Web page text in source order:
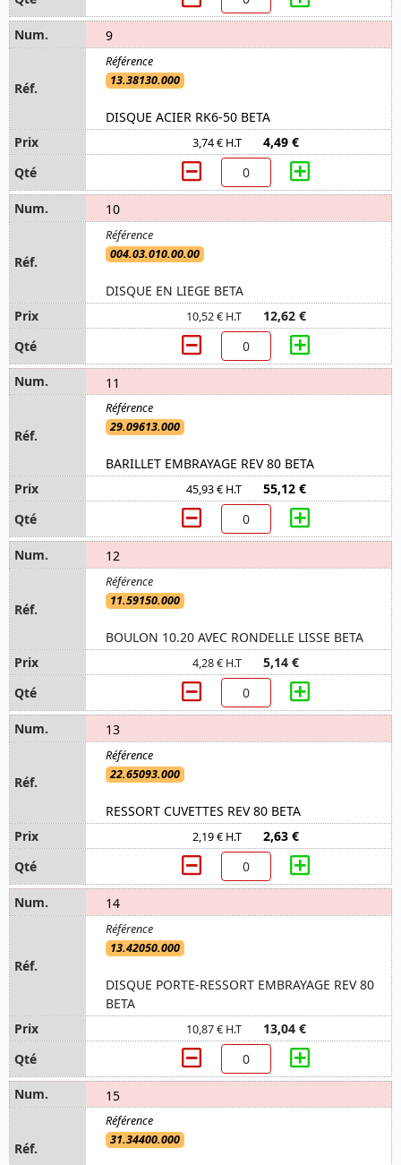
9
13.38130.000
DISQUE ACIER RK6-50 BETA
3,74 € H.T 4,49 €
10
004.03.010.00.00
DISQUE EN LIEGE BETA
10,52 € H.T 12,62 €
11
29.09613.000
BARILLET EMBRAYAGE REV 80 BETA
45,93 € H.T 55,12 €
12
11.59150.000
BOULON 10.20 AVEC RONDELLE LISSE BETA
4,28 € H.T 5,14 €
13
22.65093.000
RESSORT CUVETTES REV 80 BETA
2,19 € H.T 2,63 €
14
13.42050.000
DISQUE PORTE-RESSORT EMBRAYAGE REV 80
BETA
10,87 € H.T 13,04 €
15
31.34400.000